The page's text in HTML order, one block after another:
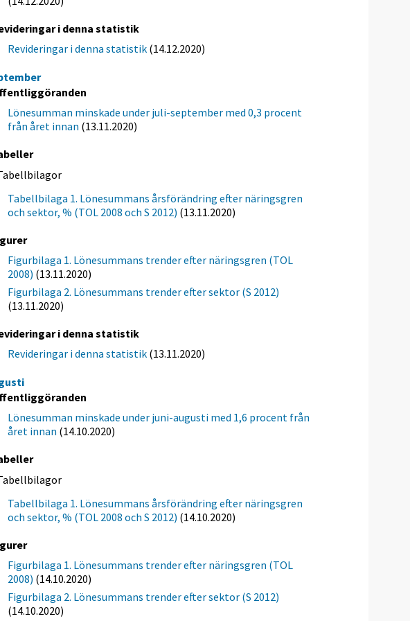
i denna statistik
Revideringar i denna statistik (14.12.2020)
Lönesumman minskade under juli-september med 0,3 procent
från året innan (13.11.2020)
Tabellbilaga 1. Lönesummans årsförändring efter näringsgren
och sektor, % (TOL 2008 och S 2012) (13.11.2020)
Figurbilaga 1. Lönesummans trender efter näringsgren (TOL
2008) (13.11.2020)
Figurbilaga 2. Lönesummans trender efter sektor (S 2012)
(13.11.2020)
i denna statistik
Revideringar i denna statistik (13.11.2020)
Lönesumman minskade under juni-augusti med 1,6 procent från
året innan (14.10.2020)
Tabellbilaga 1. Lönesummans årsförändring efter näringsgren
och sektor, % (TOL 2008 och S 2012) (14.10.2020)
Figurbilaga 1. Lönesummans trender efter näringsgren (TOL
2008) (14.10.2020)
Figurbilaga 2. Lönesummans trender efter sektor (S 2012)
(14.10.2020)